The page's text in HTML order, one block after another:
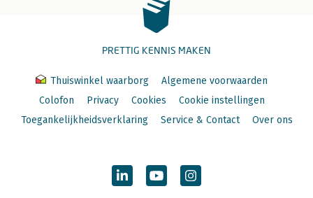
PRETTIG KENNIS MAKEN
Thuiswinkel waarborg
Algemene voorwaarden
Colofon
Privacy Cookies
Cookie instellingen
Toegankelijkheidsverklaring
Service & Contact Over ons